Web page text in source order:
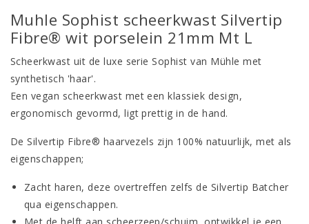
Muhle Sophist scheerkwast Silvertip
Fibre® wit porselein 21mm Mt L
Scheerkwast uit de luxe serie Sophist van Mühle met
synthetisch 'haar'.
Een vegan scheerkwast met een klassiek design,
ergonomisch gevormd, ligt prettig in de hand.
De Silvertip Fibre® haarvezels zijn 100% natuurlijk, met als
eigenschappen;
Zacht haren, deze overtreffen zelfs de Silvertip Batcher
qua eigenschappen.